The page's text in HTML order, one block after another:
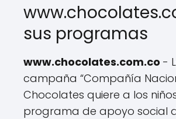
sus programas
www.chocolates.com.co -
campaña “Compañía
Chocolates quiere a los
programa de apoyo social